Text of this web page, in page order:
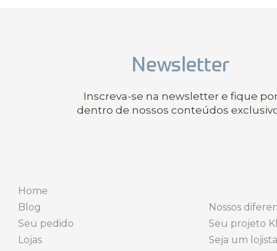
Newsletter
Inscreva-se na newsletter e fique
dentro de nossos conteúdos
Home
Blog
Seu pedido
Lojas
Nossos
Seu projeto
Seja um lojista